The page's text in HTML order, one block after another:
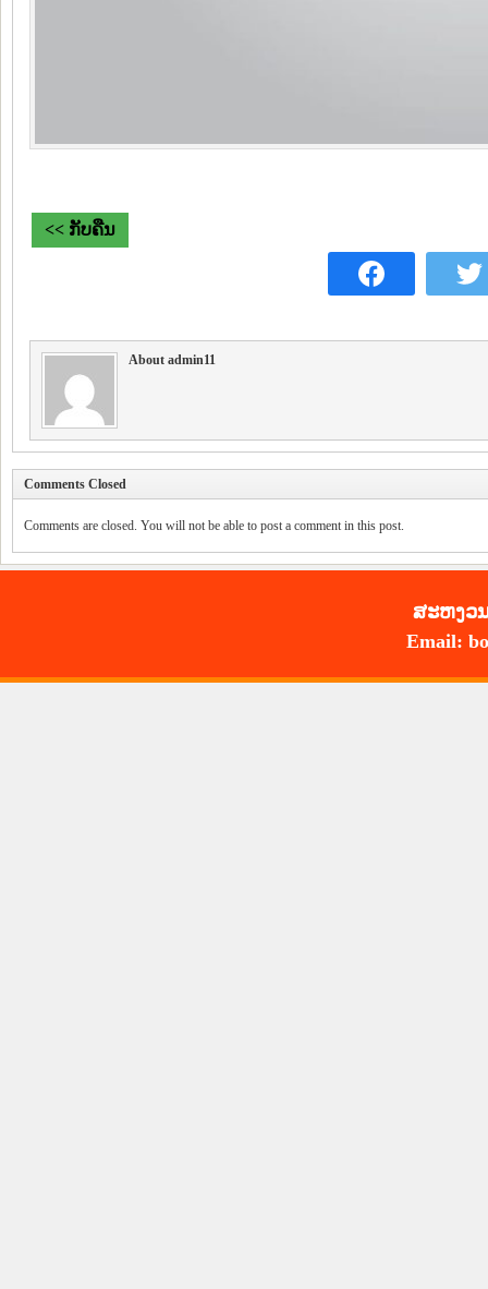
<< ກັບຄືນ
About admin11
Comments Closed
Comments are closed. You will not be able to post a comment in this post.
ສະ​ຫງວ
Email: